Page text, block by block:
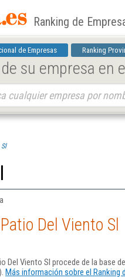
Ranking de
de Empresas Ranking
su empresa en
Del Viento Sl
Del Viento Sl procede de la base
Más información sobre el Ranking